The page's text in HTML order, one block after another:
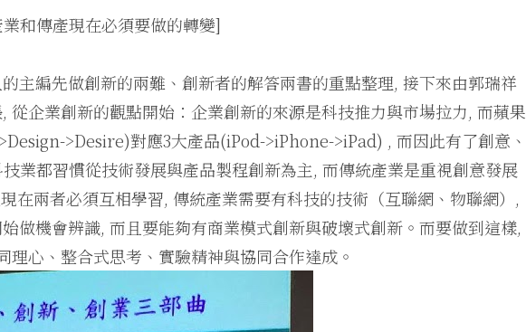
和傳產現在必須要做的轉變]
主編先做創新的兩難、創新者的解答兩書的重點整理, 接下來由郭瑞祥
從企業創新的觀點開始：企業創新的來源是科技推力與市場拉力, 而蘋果
>Desire)對應3大產品(iPod->iPhone->iPad) , 而因此有了創意、
業都習慣從技術發展與產品製程創新為主, 而傳統產業是重視創意發展
在兩者必須互相學習, 傳統產業需要有科技的技術（互聯網、物聯網）,
做機會辨識, 而且要能夠有商業模式創新與破壞式創新。而要做到這樣,
理心、整合式思考、實驗精神與協同合作達成。